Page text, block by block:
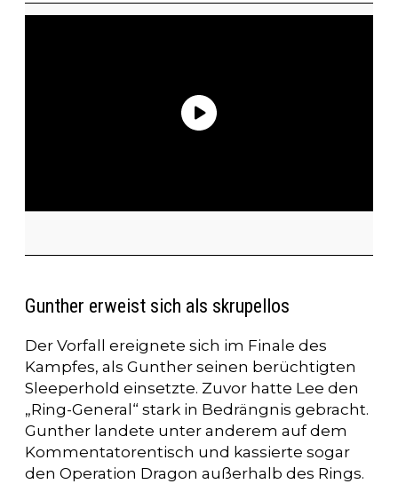
Gunther erweist sich als skrupellos
Der Vorfall ereignete sich im Finale des
Kampfes, als Gunther seinen berüchtigten
Sleeperhold einsetzte. Zuvor hatte Lee den
„Ring-General“ stark in Bedrängnis gebracht.
Gunther landete unter anderem auf dem
Kommentatorentisch und kassierte sogar
den Operation Dragon außerhalb des Rings.